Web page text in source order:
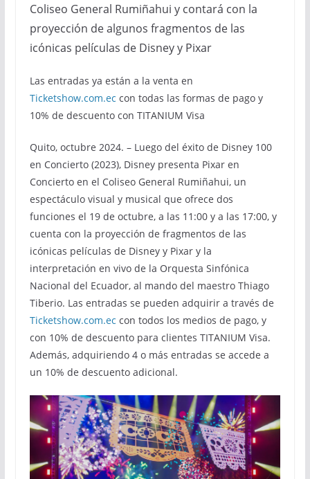
Coliseo General Rumiñahui y contará con la
proyección de algunos fragmentos de las
icónicas películas de Disney y Pixar
Las entradas ya están a la venta en
Ticketshow.com.ec con todas las formas de pago y
10% de descuento con TITANIUM Visa
Quito, octubre 2024. – Luego del éxito de Disney 100
en Concierto (2023), Disney presenta Pixar en
Concierto en el Coliseo General Rumiñahui, un
espectáculo visual y musical que ofrece dos
funciones el 19 de octubre, a las 11:00 y a las 17:00, y
cuenta con la proyección de fragmentos de las
icónicas películas de Disney y Pixar y la
interpretación en vivo de la Orquesta Sinfónica
Nacional del Ecuador, al mando del maestro Thiago
Tiberio. Las entradas se pueden adquirir a través de
Ticketshow.com.ec con todos los medios de pago, y
con 10% de descuento para clientes TITANIUM Visa.
Además, adquiriendo 4 o más entradas se accede a
un 10% de descuento adicional.